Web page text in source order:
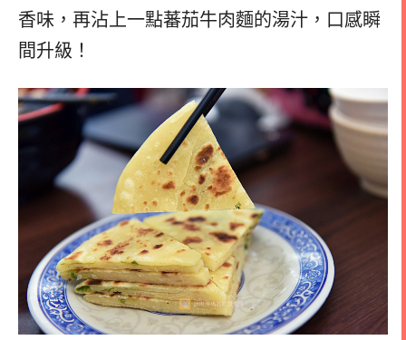
香味，再沾上一點蕃茄牛肉麵的湯汁，口感瞬
間升級！